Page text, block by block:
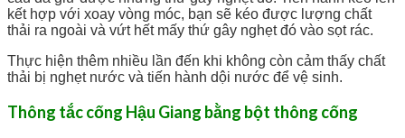
kết hợp với xoay vòng móc, bạn sẽ kéo được lượng chất
thải ra ngoài và vứt hết mấy thứ gây nghẹt đó vào sọt rác.
Thực hiện thêm nhiều lần đến khi không còn cảm thấy chất
thải bị nghẹt nước và tiến hành dội nước để vệ sinh.
Thông tắc cống Hậu Giang bằng bột thông cống